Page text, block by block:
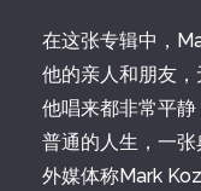
在这张专辑中，
他的亲人和朋友，
他唱来都非常平
普通的人生，一
外媒体称Mark